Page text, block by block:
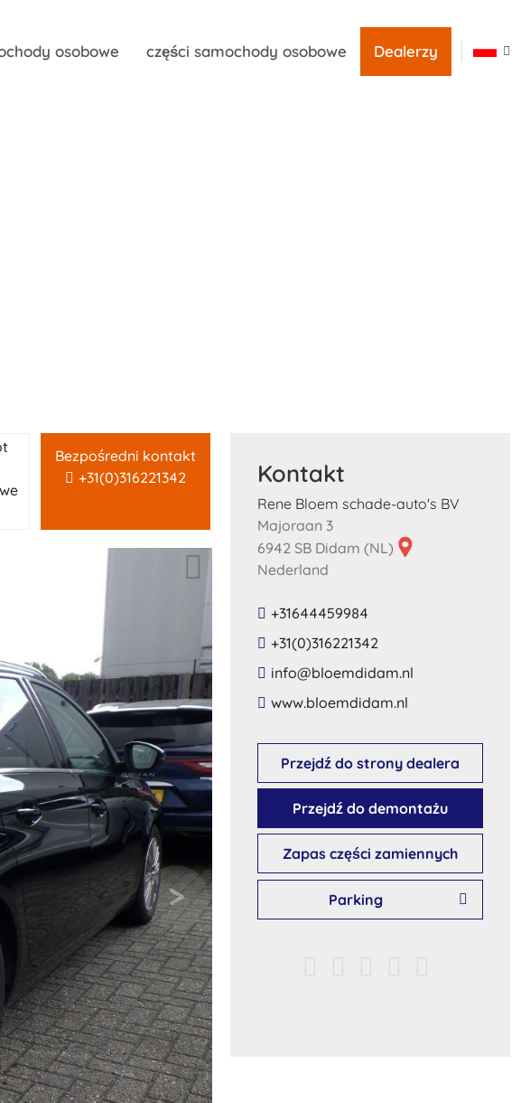
osobowe części samochody osobowe Dealerzy
Bezpośredni kontakt
+31(0)316221342
Kontakt
Rene Bloem schade-auto's BV
Majoraan 3
6942 SB Didam (NL)
Nederland
+31644459984
+31(0)316221342
​info​@​bloemdidam​.​nl​
​www​.​bloemdidam​.​nl​
Przejdź do strony dealera
Przejdź do demontażu
Zapas części zamiennych
Parking